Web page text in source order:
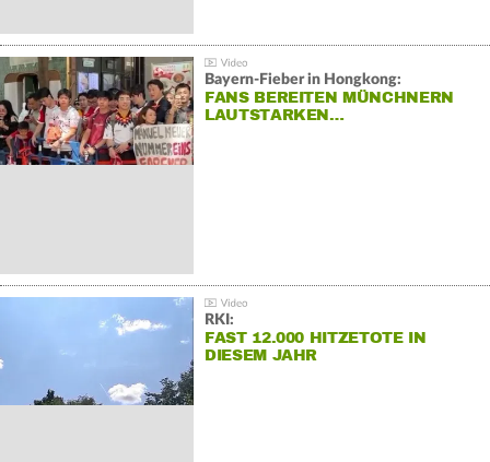
Bayern-Fieber in Hongkong:
FANS BEREITEN MÜNCHNERN
LAUTSTARKEN…
RKI:
FAST 12.000 HITZETOTE IN
DIESEM JAHR